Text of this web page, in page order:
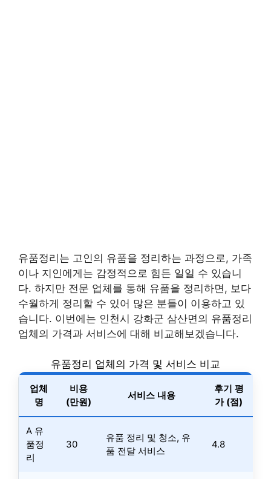
유품정리는 고인의 유품을 정리하는 과정으로, 가족
이나 지인에게는 감정적으로 힘든 일일 수 있습니
다. 하지만 전문 업체를 통해 유품을 정리하면, 보다
수월하게 정리할 수 있어 많은 분들이 이용하고 있
습니다. 이번에는 인천시 강화군 삼산면의 유품정리
업체의 가격과 서비스에 대해 비교해보겠습니다.
유품정리 업체의 가격 및 서비스 비교
업체
명
비용
(만원)
서비스 내용
후기 평
가 (점)
A 유
품정
리
30
유품 정리 및 청소, 유
품 전달 서비스
4.8